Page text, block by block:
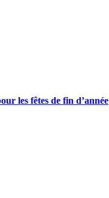
les fêtes de fin d’année